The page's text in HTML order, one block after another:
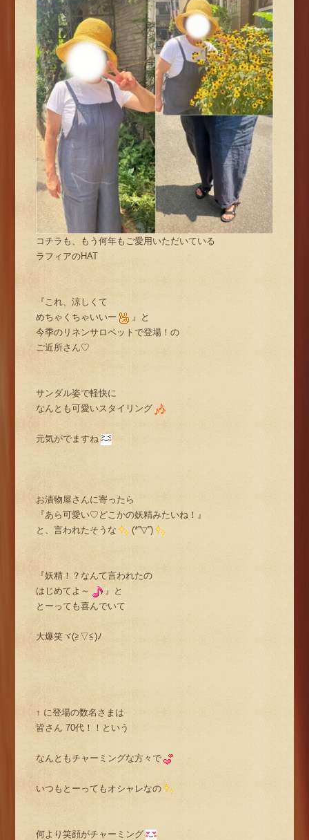
コチラも、もう何年もご愛用いただいている
ラフィアのHAT
『これ、涼しくて
めちゃくちゃいいー
』と
今季のリネンサロペットで登場！の
ご近所さん♡
サンダル姿で軽快に
なんとも可愛いスタイリング
元気がでますね
お漬物屋さんに寄ったら
『あら可愛い♡どこかの妖精みたいね！』
と、言われたそうな
(*”▽”)
『妖精！？なんて言われたの
はじめてよ～
』と
とーっても喜んでいて
大爆笑ヾ(≧▽≦)ﾉ
↑ に登場の数名さまは
皆さん 70代！！という
なんともチャーミングな方々で
いつもとーってもオシャレなの
何より笑顔がチャーミング